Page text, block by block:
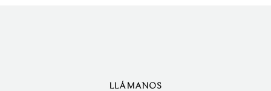
LLÁMANOS